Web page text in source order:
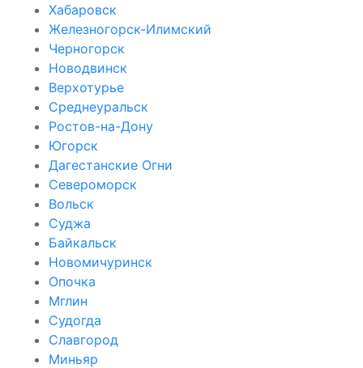
Хабаровск
Железногорск-Илимский
Черногорск
Новодвинск
Верхотурье
Среднеуральск
Ростов-на-Дону
Югорск
Дагестанские Огни
Североморск
Вольск
Суджа
Байкальск
Новомичуринск
Опочка
Мглин
Судогда
Славгород
Миньяр